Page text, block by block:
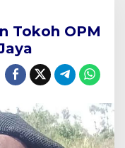
Tokoh OPM